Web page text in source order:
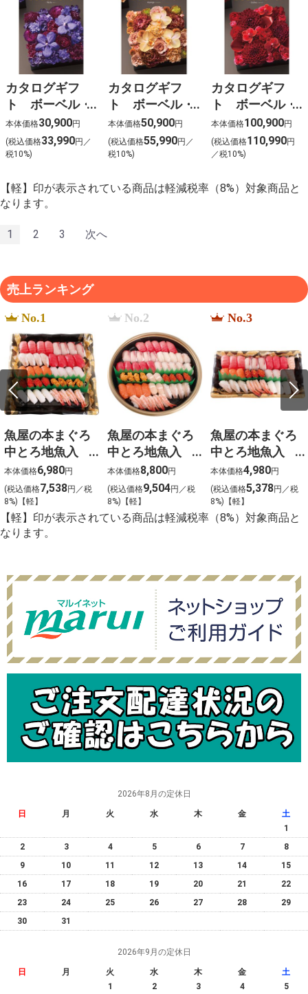
カタログギフ
ト ボーベル・
ペシュ【CGC-
7413】
本体価格30,900円
(税込価格33,990円／
税10%)
カタログギフ
ト ボーベル・
アスペルジュ
【CGC-7414】
本体価格50,900円
(税込価格55,990円／
税10%)
カタログギフ
ト ボーベル・
アンディーブ
【CGC-7415】
本体価格100,900円
(税込価格110,990円
／税10%)
【軽】印が表示されている商品は軽減税率（8%）対象商品と
なります。
1 2 3 次へ
売上ランキング
No.1
魚屋の本まぐろ
中とろ地魚入
上生寿司 宴
（うたげ）わさ
び抜き【g-2】
本体価格6,980円
(税込価格7,538円／税
8%)【軽】
No.2
魚屋の本まぐろ
中とろ地魚入
上生寿司 寿
（ことぶき）わ
さび抜き【g-1】
本体価格8,800円
(税込価格9,504円／税
8%)【軽】
No.3
魚屋の本まぐろ
中とろ地魚入
上生寿司 瑞穂
（みずほ）わさ
び抜き【g-3】
本体価格4,980円
(税込価格5,378円／税
8%)【軽】
【軽】印が表示されている商品は軽減税率（8%）対象商品と
なります。
2026年8月の定休日
日 月 火 水 木 金
土
1
2
3 4 5 6 7
8
9
10 11 12 13 14
15
16
17 18 19 20 21
22
23
24 25 26 27 28
29
30
31
2026年9月の定休日
日 月 火 水 木 金
土
1
2 3 4 5